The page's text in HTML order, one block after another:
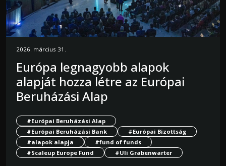
2026. március 31.
Európa legnagyobb alapok
alapját hozza létre az Európai
Beruházási Alap
#Európai Beruházási Alap
#Európai Beruházási Bank
#Európai Bizottság
#alapok alapja
#fund of funds
#Scaleup Europe Fund
#Uli Grabenwarter